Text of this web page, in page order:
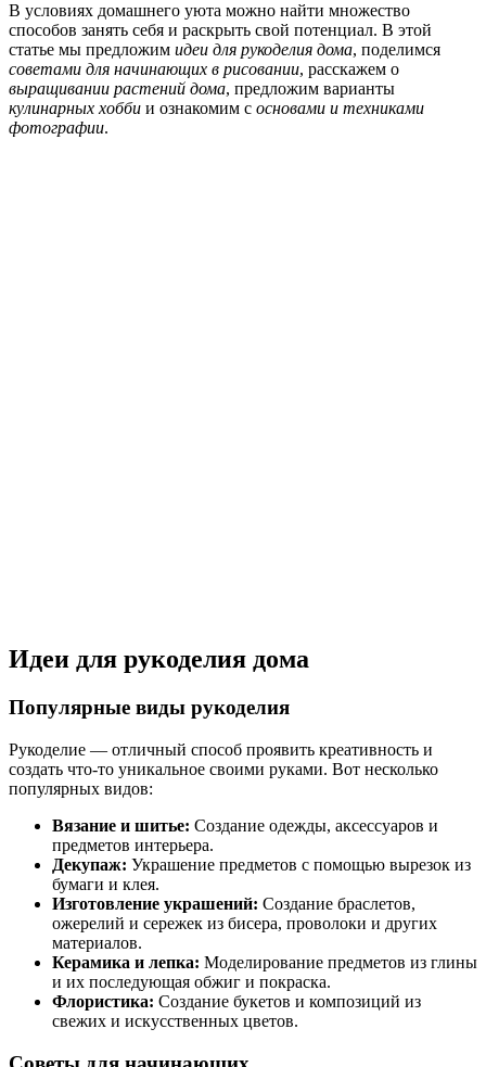
В условиях домашнего уюта можно найти множество
способов занять себя и раскрыть свой потенциал. В этой
статье мы предложим идеи для рукоделия дома, поделимся
советами для начинающих в рисовании, расскажем о
выращивании растений дома, предложим варианты
кулинарных хобби и ознакомим с основами и техниками
фотографии.
Идеи для рукоделия дома
Популярные виды рукоделия
Рукоделие — отличный способ проявить креативность и
создать что-то уникальное своими руками. Вот несколько
популярных видов:
Вязание и шитье: Создание одежды, аксессуаров и
предметов интерьера.
Декупаж: Украшение предметов с помощью вырезок из
бумаги и клея.
Изготовление украшений: Создание браслетов,
ожерелий и сережек из бисера, проволоки и других
материалов.
Керамика и лепка: Моделирование предметов из глины
и их последующая обжиг и покраска.
Флористика: Создание букетов и композиций из
свежих и искусственных цветов.